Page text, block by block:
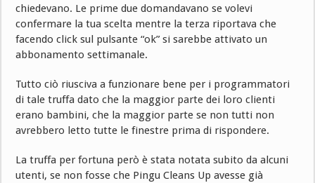
chiedevano. Le prime due domandavano se volevi
confermare la tua scelta mentre la terza riportava che
facendo click sul pulsante “ok” si sarebbe attivato un
abbonamento settimanale.
Tutto ciò riusciva a funzionare bene per i programmatori
di tale truffa dato che la maggior parte dei loro clienti
erano bambini, che la maggior parte se non tutti non
avrebbero letto tutte le finestre prima di rispondere.
La truffa per fortuna però è stata notata subito da alcuni
utenti, se non fosse che Pingu Cleans Up avesse già